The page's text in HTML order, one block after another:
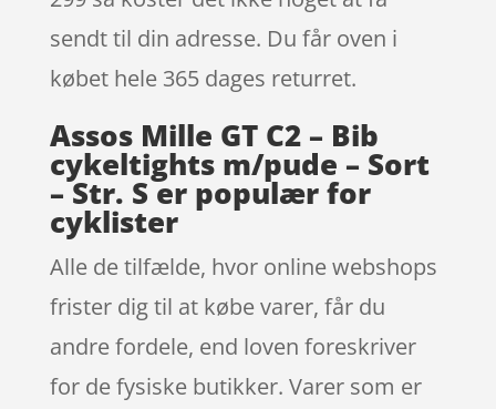
sendt til din adresse. Du får oven i
købet hele 365 dages returret.
Assos Mille GT C2 – Bib
cykeltights m/pude – Sort
– Str. S er populær for
cyklister
Alle de tilfælde, hvor online webshops
frister dig til at købe varer, får du
andre fordele, end loven foreskriver
for de fysiske butikker. Varer som er